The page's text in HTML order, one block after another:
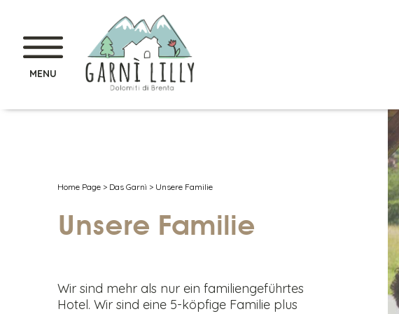
MENU
Home Page > Das Garnì > Unsere Familie
Unsere Familie
Wir sind mehr als nur ein familiengeführtes
Hotel. Wir sind eine 5-köpfige Familie plus